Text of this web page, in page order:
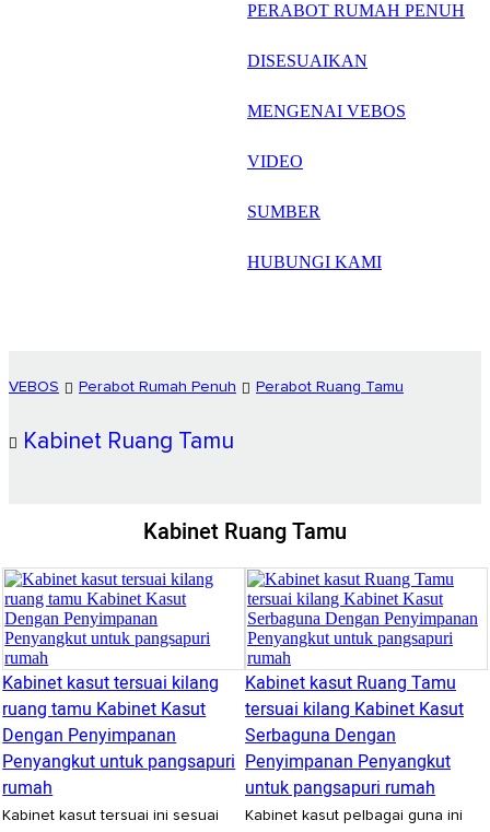
français
العربية
PERABOT RUMAH PENUH
DISESUAIKAN
MENGENAI VEBOS
VIDEO
SUMBER
HUBUNGI KAMI
VEBOS Perabot Rumah Penuh Perabot Ruang Tamu
Kabinet Ruang Tamu
Kabinet Ruang Tamu
Kabinet kasut tersuai kilang
ruang tamu Kabinet Kasut
Dengan Penyimpanan
Penyangkut untuk pangsapuri
rumah
Kabinet kasut tersuai ini sesuai
Kabinet kasut Ruang Tamu
tersuai kilang Kabinet Kasut
Serbaguna Dengan
Penyimpanan Penyangkut
untuk pangsapuri rumah
Kabinet kasut pelbagai guna ini